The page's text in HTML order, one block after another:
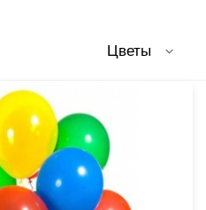
Цветы